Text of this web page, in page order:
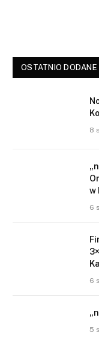
OSTATNIO DODANE
8
w
6
6
5